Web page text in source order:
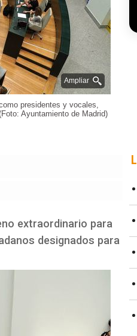
Ampliar
presidentes y vocales,
Ayuntamiento de Madrid)
extraordinario para
designados para